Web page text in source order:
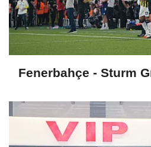
Fenerbahçe - Sturm